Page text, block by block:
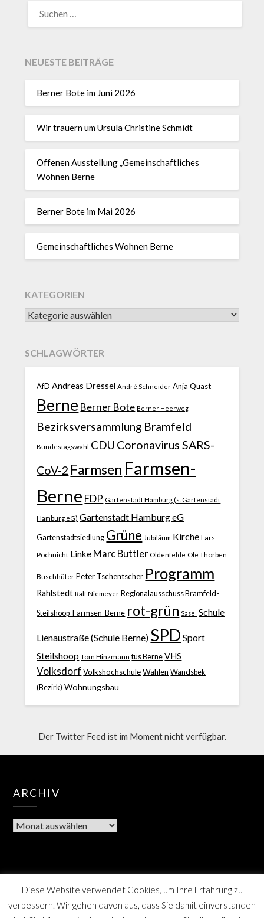
NEUESTE BEITRÄGE
Berner Bote im Juni 2026
Wir trauern um Ursula Christine Schmidt
Offenen Ausstellung „Gemeinschaftliches
Wohnen Berne
Berner Bote im Mai 2026
Gemeinschaftliches Wohnen Berne
KATEGORIEN
SCHLAGWÖRTER
AfD Andreas Dressel André Schneider Anja Quast
Berne Berner Bote Berner Heerweg
Bezirksversammlung Bramfeld
Bundestagswahl CDU Coronavirus SARS-
CoV-2 Farmsen Farmsen-
Berne FDP Gartenstadt Hamburg (s. Gartenstadt
Hamburg eG) Gartenstadt Hamburg eG
Gartenstadtsiedlung Grüne Jubiläum Kirche Lars
Pochnicht Linke Marc Buttler Oldenfelde Ole Thorben
Buschhüter Peter Tschentscher Programm
Rahlstedt Ralf Niemeyer Regionalausschuss Bramfeld-
Steilshoop-Farmsen-Berne rot-grün Sasel Schule
Lienaustraße (Schule Berne) SPD Sport
Steilshoop Tom Hinzmann tus Berne VHS
Volksdorf Volkshochschule Wahlen Wandsbek
(Bezirk) Wohnungsbau
Der Twitter Feed ist im Moment nicht verfügbar.
ARCHIV
Diese Website verwendet Cookies, um Ihre Erfahrung zu
verbessern. Wir gehen davon aus, dass Sie damit einverstanden